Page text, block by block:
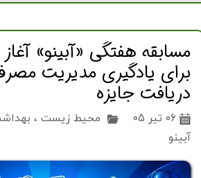
مسابقه هفتگی «آبینو»
برای یادگیری مدیریت
دریافت جایزه
۰۶ تیر ۰۵ محیط زیست ،
آبینو